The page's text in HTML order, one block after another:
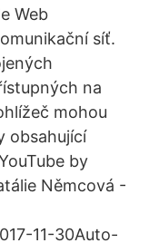
Web
síť.
na
mohou
obsahující
by
Němcová -
11-30Auto-